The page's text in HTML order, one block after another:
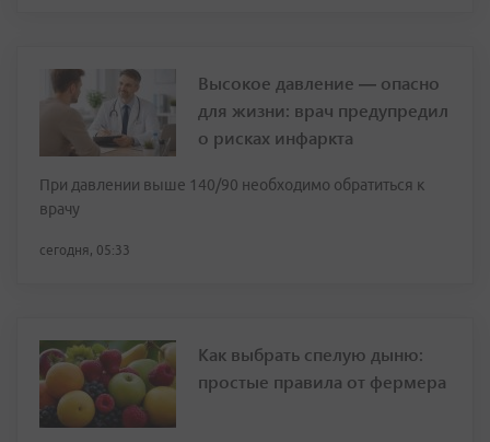
Высокое давление — опасно
для жизни: врач предупредил
о рисках инфаркта
При давлении выше 140/90 необходимо обратиться к
врачу
сегодня, 05:33
Как выбрать спелую дыню:
простые правила от фермера